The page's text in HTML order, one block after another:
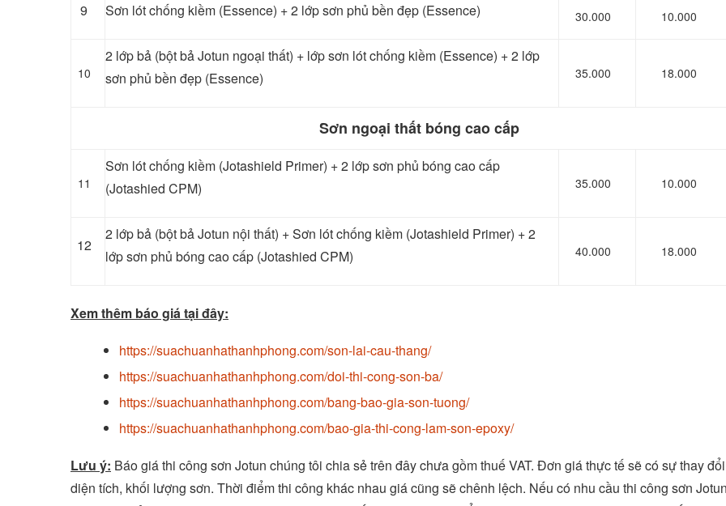
9 Sơn lót chống kiềm (Essence) + 2 lớp sơn phủ bền đẹp (Essence) 30.000 10.000
10
2 lớp bả (bột bả Jotun ngoại thất) + lớp sơn lót chống kiềm (Essence) + 2 lớp
sơn phủ bền đẹp (Essence)
35.000 18.000
Sơn ngoại thất bóng cao cấp
11
Sơn lót chống kiềm (Jotashield Primer) + 2 lớp sơn phủ bóng cao cấp
(Jotashied CPM)
35.000 10.000
12
2 lớp bả (bột bả Jotun nội thất) + Sơn lót chống kiềm (Jotashield Primer) + 2
lớp sơn phủ bóng cao cấp (Jotashied CPM)
40.000 18.000
Xem thêm báo giá tại đây:
https://suachuanhathanhphong.com/son-lai-cau-thang/
https://suachuanhathanhphong.com/doi-thi-cong-son-ba/
https://suachuanhathanhphong.com/bang-bao-gia-son-tuong/
https://suachuanhathanhphong.com/bao-gia-thi-cong-lam-son-epoxy/
Lưu ý: Báo giá thi công sơn Jotun chúng tôi chia sẻ trên đây chưa gồm thuế VAT. Đơn giá thực tế sẽ có sự thay
diện tích, khối lượng sơn. Thời điểm thi công khác nhau giá cũng sẽ chênh lệch. Nếu có nhu cầu thi công sơn